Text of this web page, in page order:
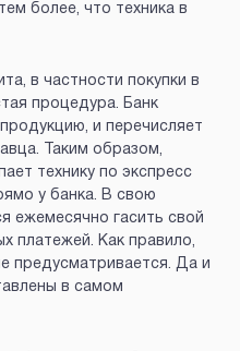
более, что техника в
в частности покупки в
процедура. Банк
и перечисляет
Таким образом,
технику по экспресс
у банка. В свою
ежемесячно гасить свой
платежей. Как правило,
предусматривается. Да и
в самом